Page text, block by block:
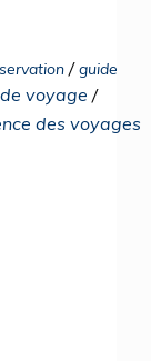
/guide
voyage /
des voyages